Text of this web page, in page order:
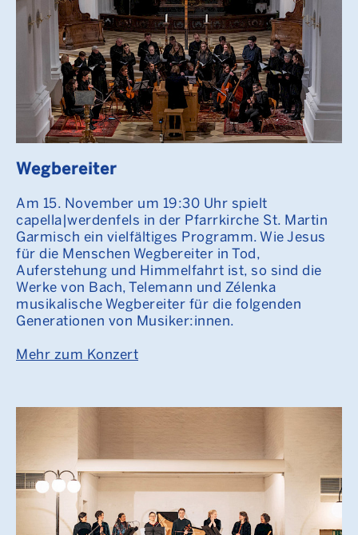
Wegbereiter
Am 15. November um 19:30 Uhr spielt
capella|werdenfels in der Pfarrkirche St. Martin
Garmisch ein vielfältiges Programm. Wie Jesus
für die Menschen Wegbereiter in Tod,
Auferstehung und Himmelfahrt ist, so sind die
Werke von Bach, Telemann und Zélenka
musikalische Wegbereiter für die folgenden
Generationen von Musiker:innen.
Mehr zum Konzert